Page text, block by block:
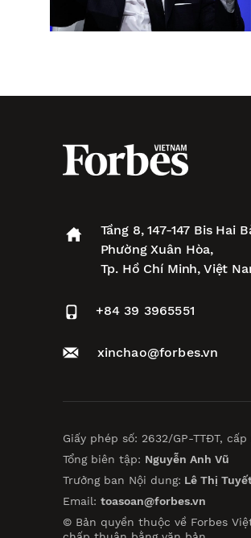
Tầng 8, 147-147 Bis Hai
Phường Xuân Hòa,
Tp. Hồ Chí Minh, Việt
+84 39 3965551
xinchao@forbes.vn
Giấy phép số: 2632/GP-TTĐT,
Tổng biên tập: Nguyễn Anh Vũ
Trưởng ban Nội dung: Lê Thị
Email: toasoan@forbes.vn
© Bản quyền thuộc về Forbes